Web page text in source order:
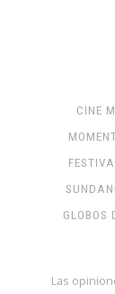
CINE
GLOBOS
Las